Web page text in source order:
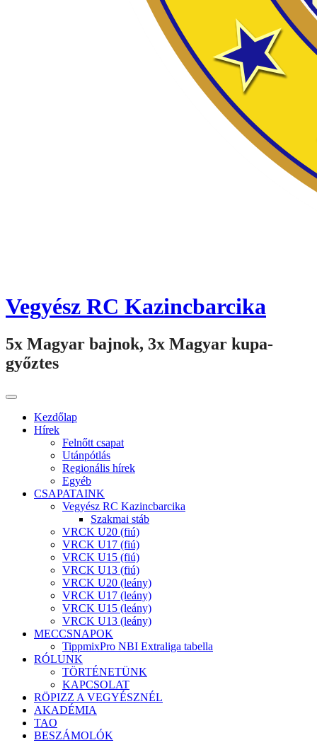
Vegyész RC Kazincbarcika
5x Magyar bajnok, 3x Magyar kupa-
győztes
Kezdőlap
Hírek
Felnőtt csapat
Utánpótlás
Regionális hírek
Egyéb
CSAPATAINK
Vegyész RC Kazincbarcika
Szakmai stáb
VRCK U20 (fiú)
VRCK U17 (fiú)
VRCK U15 (fiú)
VRCK U13 (fiú)
VRCK U20 (leány)
VRCK U17 (leány)
VRCK U15 (leány)
VRCK U13 (leány)
MECCSNAPOK
TippmixPro NBI Extraliga tabella
RÓLUNK
TÖRTÉNETÜNK
KAPCSOLAT
RÖPIZZ A VEGYÉSZNÉL
AKADÉMIA
TAO
BESZÁMOLÓK